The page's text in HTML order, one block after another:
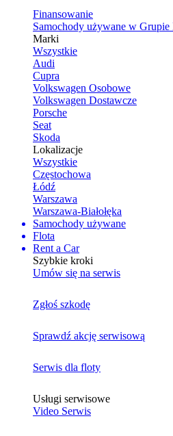
Finansowanie
Samochody używane w
Marki
Wszystkie
Audi
Cupra
Volkswagen Osobowe
Volkswagen Dostawcze
Porsche
Seat
Skoda
Lokalizacje
Wszystkie
Częstochowa
Łódź
Warszawa
Warszawa-Białołęka
Samochody używane
Flota
Rent a Car
Szybkie kroki
Umów się na serwis
Zgłoś szkodę
Sprawdź akcję serwisową
Serwis dla floty
Usługi serwisowe
Video Serwis